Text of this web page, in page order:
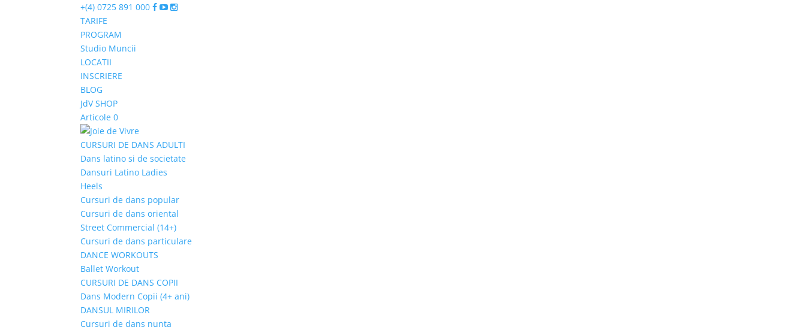
+(4) 0725 891 000
TARIFE
PROGRAM
Studio Muncii
LOCATII
INSCRIERE
BLOG
JdV SHOP
Articole 0
CURSURI DE DANS ADULTI
Dans latino si de societate
Dansuri Latino Ladies
Heels
Cursuri de dans popular
Cursuri de dans oriental
Street Commercial (14+)
Cursuri de dans particulare
DANCE WORKOUTS
Ballet Workout
CURSURI DE DANS COPII
Dans Modern Copii (4+ ani)
DANSUL MIRILOR
Cursuri de dans nunta